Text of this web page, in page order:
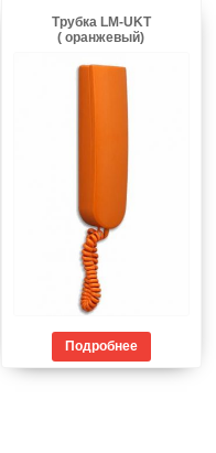
Трубка LM-UKT
( оранжевый)
Подробнее